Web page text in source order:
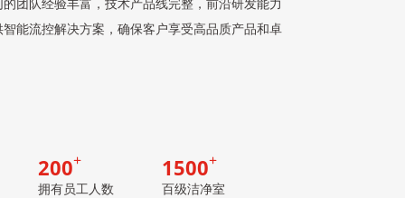
能流控解决方案，确保客户享受高品质产品和卓
200
拥有员工人数
1500
百级洁净室